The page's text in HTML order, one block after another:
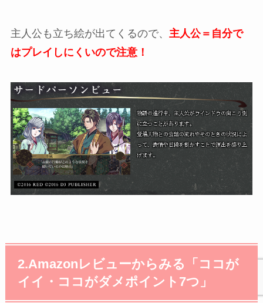
主人公も立ち絵が出てくるので、 主人公＝自分で
はプレイしにくいので注意！
2.Amazonレビューからみる「ココが
イイ・ココがダメポイント7つ」